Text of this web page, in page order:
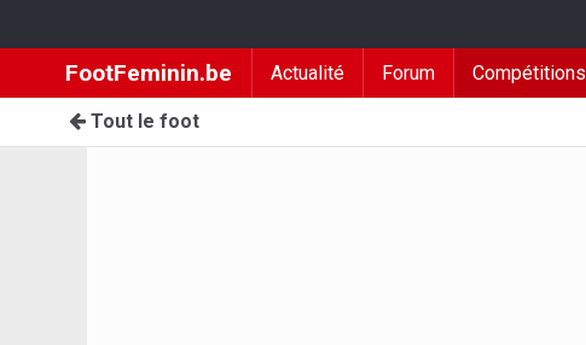
FootFeminin.be Actualité Forum Compétitions
Tout le foot